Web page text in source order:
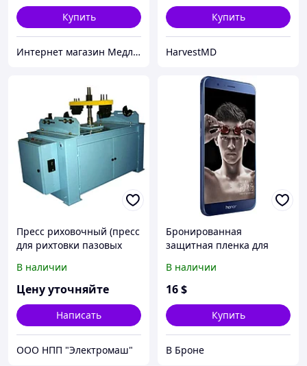
Купить
Интернет магазин Медлайф
Купить
HarvestMD
Пресс риховочный (пресс
для рихтовки пазовых
В наличии
Цену уточняйте
Написать
ООО НПП "Электромаш"
Бронированная
защитная пленка для
и заднюю часть)
В наличии
16$
Купить
В Броне